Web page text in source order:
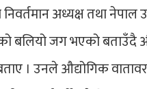
अध्यक्ष तथा
बलियो जग भएको बताउँदै
। उनले औद्योगिक